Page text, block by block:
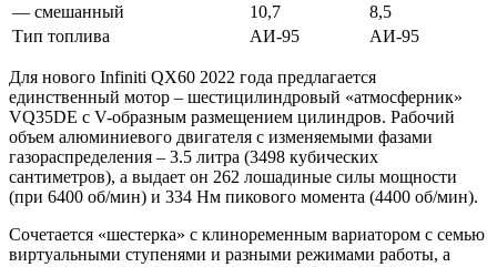
— смешанный
10,7
8,5
Тип топлива
АИ-95 АИ-95
Для нового Infiniti QX60 2022 года предлагается
единственный мотор – шестицилиндровый «атмосферник»
VQ35DE с V-образным размещением цилиндров. Рабочий
объем алюминиевого двигателя с изменяемыми фазами
газораспределения – 3.5 литра (3498 кубических
сантиметров), а выдает он 262 лошадиные силы мощности
(при 6400 об/мин) и 334 Нм пикового момента (4400 об/мин).
Сочетается «шестерка» с клиноременным вариатором с семью
виртуальными ступенями и разными режимами работы, а